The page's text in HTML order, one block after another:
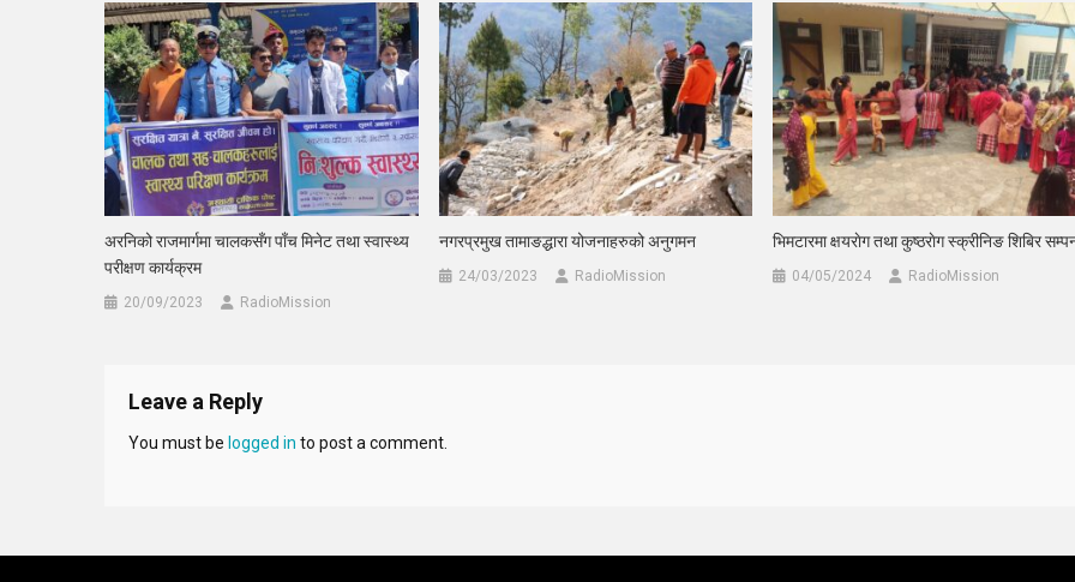
अरनिको राजमार्गमा चालकसँग पाँच मिनेट तथा स्वास्थ्य
परीक्षण कार्यक्रम
20/09/2023 RadioMission
नगरप्रमुख तामाङद्धारा योजनाहरुको अनुगमन
24/03/2023 RadioMission
भिमटारमा क्षयराेग तथा कुष्ठराेग स्क्रीनिङ शिबिर
04/05/2024 RadioMission
Leave a Reply
You must be logged in to post a comment.